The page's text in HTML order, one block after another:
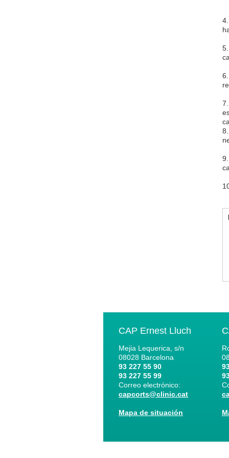
CAP Ernest Lluch
Mejia Lequerica, s/n
08028 Barcelona
93 227 55 90
93 227 55 99
Correo electrónico:
capcorts@clinic.cat
Mapa de situación